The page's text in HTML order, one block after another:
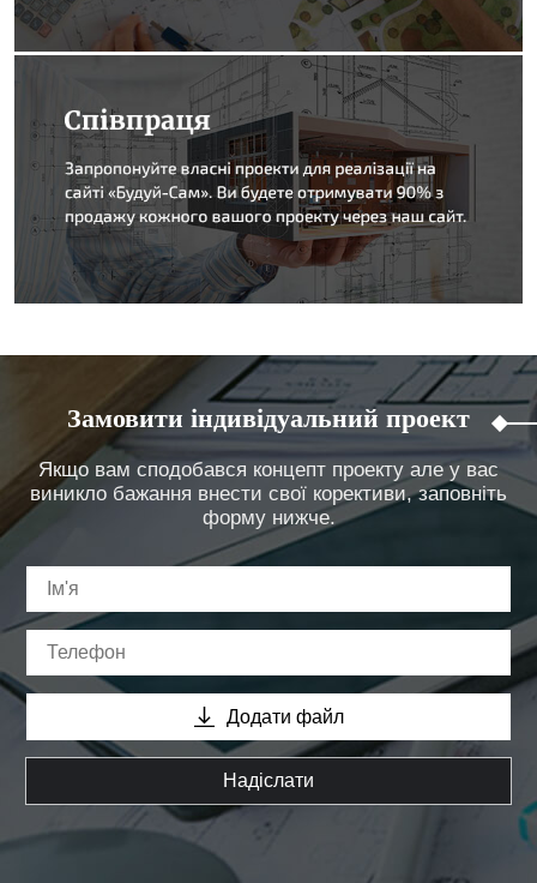
Замовити індивідуальний проект
Якщо вам сподобався концепт проекту але у вас
виникло бажання внести свої корективи, заповніть
форму нижче.
Додати файл
Надіслати